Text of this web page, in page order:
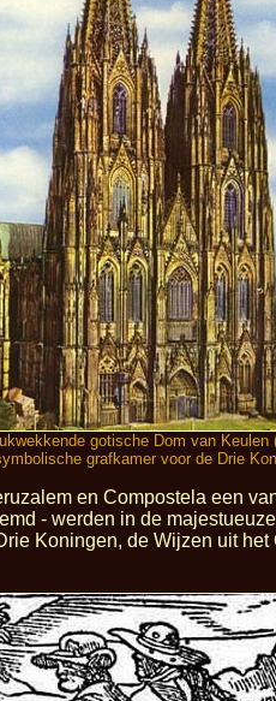
gotische Dom van Keulen
grafkamer voor de Drie
en Compostela een
- werden in de
Koningen, de Wijzen uit